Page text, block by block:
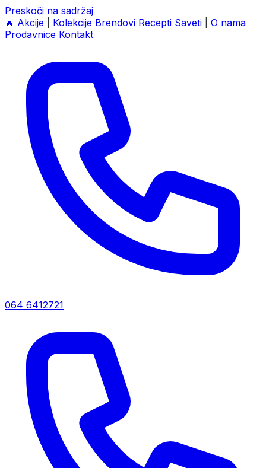
Preskoči na sadržaj
🔥 Akcije Kolekcije Brendovi Recepti Saveti
O nama
Prodavnice Kontakt
064 6412721